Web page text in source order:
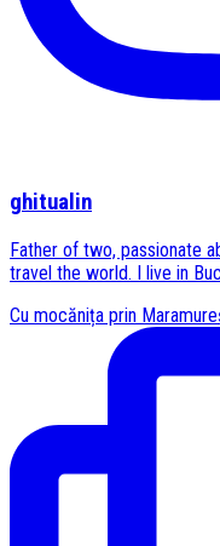
ghitualin
Father of two, passionate
travel the world. I live in
Cu mocănița prin